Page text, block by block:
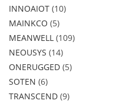
INNOAIOT 10
MAINKCO 5
MEANWELL
109
NEOUSYS 14
ONERUGGED 5
SOTEN 6
TRANSCEND 9